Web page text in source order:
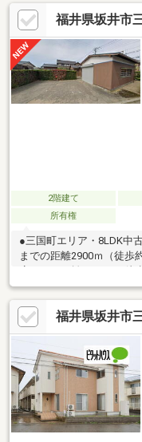
福井県坂井市
2階建て
所有権
●三国町エリア・8LDK
までの距離2900ｍ（徒歩
ルド・イーザまでの距離
アコスモス 三国店まで
ジェスタ イーザ店まで
アオキ三国東店までの距
国東店までの距離6000
離6600ｍ（徒歩約83分）☆
福井県坂井市